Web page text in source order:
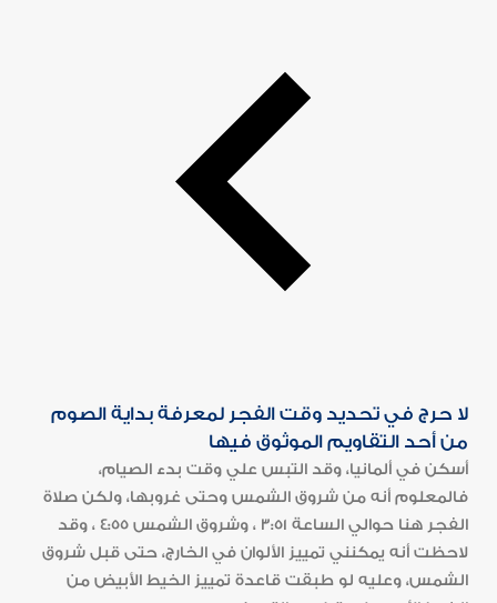
لا حرج في تحديد وقت الفجر لمعرفة بداية الصوم
من أحد التقاويم الموثوق فيها
أسكن في ألمانيا، وقد التبس علي وقت بدء الصيام،
فالمعلوم أنه من شروق الشمس وحتى غروبها، ولكن صلاة
الفجر هنا حوالي الساعة 3:51 ، وشروق الشمس 4:55 ، وقد
لاحظت أنه يمكنني تمييز الألوان في الخارج، حتى قبل شروق
الشمس، وعليه لو طبقت قاعدة تمييز الخيط الأبيض من